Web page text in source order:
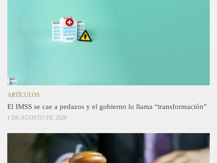
ARTÍCULOS
El IMSS se cae a pedazos y el gobierno lo llama “transformación”
1 DE AGOSTO DE 2026